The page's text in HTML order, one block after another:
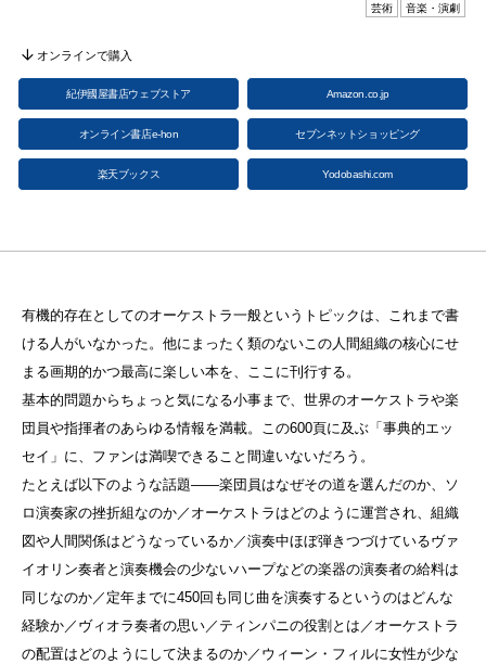
芸術 音楽・演劇
オンラインで購入
紀伊國屋書店ウェブストア Amazon.co.jp
オンライン書店e-hon セブンネットショッピング
楽天ブックス Yodobashi.com
有機的存在としてのオーケストラ一般というトピックは、これまで書
ける人がいなかった。他にまったく類のないこの人間組織の核心にせ
まる画期的かつ最高に楽しい本を、ここに刊行する。
基本的問題からちょっと気になる小事まで、世界のオーケストラや楽
団員や指揮者のあらゆる情報を満載。この600頁に及ぶ「事典的エッ
セイ」に、ファンは満喫できること間違いないだろう。
たとえば以下のような話題——楽団員はなぜその道を選んだのか、ソ
ロ演奏家の挫折組なのか／オーケストラはどのように運営され、組織
図や人間関係はどうなっているか／演奏中ほぼ弾きつづけているヴァ
イオリン奏者と演奏機会の少ないハープなどの楽器の演奏者の給料は
同じなのか／定年までに450回も同じ曲を演奏するというのはどんな
経験か／ヴィオラ奏者の思い／ティンパニの役割とは／オーケストラ
の配置はどのようにして決まるのか／ウィーン・フィルに女性が少な